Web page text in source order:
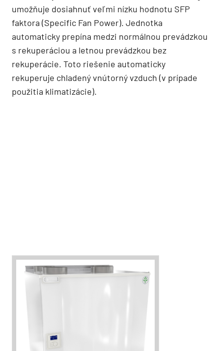
umožňuje dosiahnuť veľmi nízku hodnotu SFP
faktora (Specific Fan Power). Jednotka
automaticky prepína medzi normálnou prevádzkou
s rekuperáciou a letnou prevádzkou bez
rekuperácie. Toto riešenie automaticky
rekuperuje chladený vnútorný vzduch (v prípade
použitia klimatizácie).